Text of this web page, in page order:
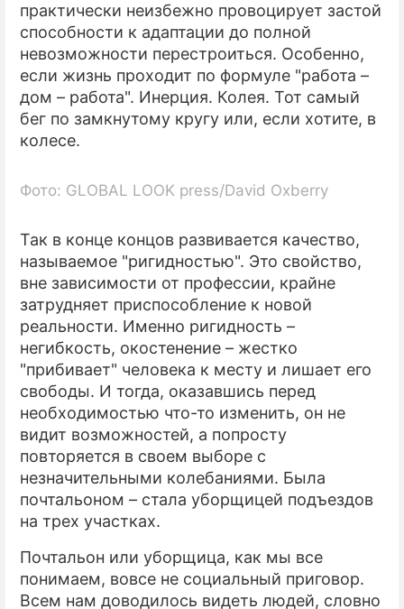
практически неизбежно провоцирует застой
способности к адаптации до полной
невозможности перестроиться. Особенно,
если жизнь проходит по формуле "работа –
дом – работа". Инерция. Колея. Тот самый
бег по замкнутому кругу или, если хотите, в
колесе.
Фото: GLOBAL LOOK press/David Oxberry
Так в конце концов развивается качество,
называемое "ригидностью". Это свойство,
вне зависимости от профессии, крайне
затрудняет приспособление к новой
реальности. Именно ригидность –
негибкость, окостенение – жестко
"прибивает" человека к месту и лишает его
свободы. И тогда, оказавшись перед
необходимостью что-то изменить, он не
видит возможностей, а попросту
повторяется в своем выборе с
незначительными колебаниями. Была
почтальоном – стала уборщицей подъездов
на трех участках.
Почтальон или уборщица, как мы все
понимаем, вовсе не социальный приговор.
Всем нам доводилось видеть людей, словно